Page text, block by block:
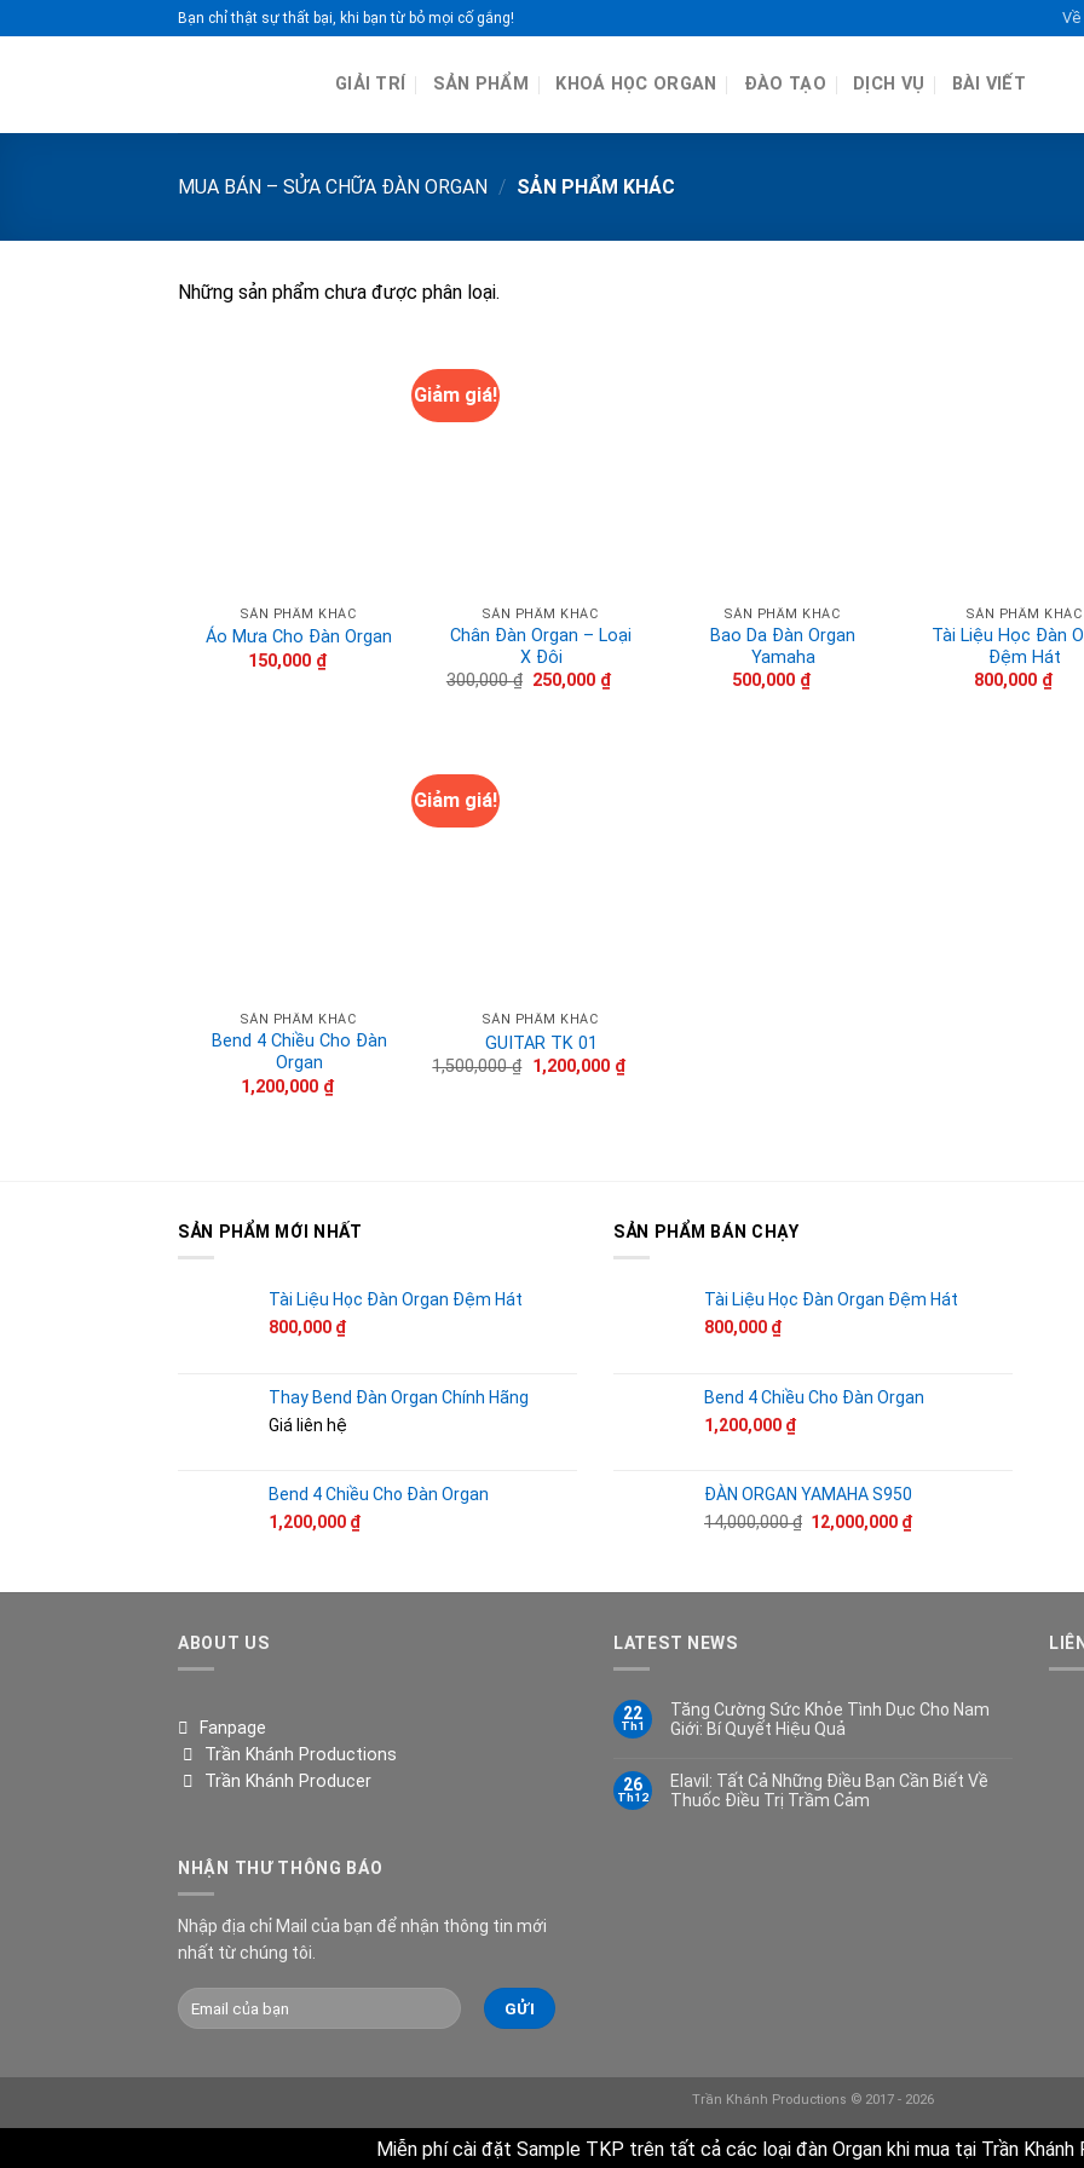
to
Bạn chỉ thật sự thất bại, khi bạn từ bỏ mọi cố gắng! Về
GIẢI TRÍ SẢN PHẨM KHOÁ HỌC ORGAN ĐÀO TẠO DỊCH VỤ BÀI VIẾT
MUA BÁN – SỬA CHỮA ĐÀN ORGAN / SẢN PHẨM KHÁC
Những sản phẩm chưa được phân loại.
SẢN PHẨM KHÁC
Áo Mưa Cho Đàn Organ
150,000 ₫
Giảm giá!
SẢN PHẨM KHÁC
Chân Đàn Organ – Loại
X Đôi
300,000₫ Giá
250,000 ₫Giá
SẢN PHẨM KHÁC
Bao Da Đàn Organ
Yamaha
500,000 ₫
SẢN PHẨM KHÁC
Tài Liệu Học Đàn
Đệm Hát
800,000 ₫
SẢN PHẨM KHÁC
Bend 4 Chiều Cho Đàn
Organ
1,200,000 ₫
Giảm giá!
SẢN PHẨM KHÁC
GUITAR TK 01
1,500,000₫ Giá
gốc
1,200,000 ₫Giá
hiện
SẢN PHẨM MỚI NHẤT
Tài Liệu Học Đàn Organ Đệm Hát
800,000 ₫
Thay Bend Đàn Organ Chính Hãng
Giá liên hệ
Bend 4 Chiều Cho Đàn Organ
1,200,000 ₫
SẢN PHẨM BÁN CHẠY
Tài Liệu Học Đàn Organ Đệm Hát
800,000 ₫
Bend 4 Chiều Cho Đàn Organ
1,200,000 ₫
ĐÀN ORGAN YAMAHA S950
14,000,000₫ Giá
12,000,000 ₫Giá
ABOUT US
Fanpage
Trần Khánh Productions
Trần Khánh Producer
LATEST NEWS
22
Th1
Tăng Cường Sức Khỏe Tình Dục Cho Nam
Giới: Bí Quyết Hiệu Quả
26
Th12
Elavil: Tất Cả Những Điều Bạn Cần Biết Về
Thuốc Điều Trị Trầm Cảm
NHẬN THƯ THÔNG BÁO
Nhập địa chỉ Mail của bạn để nhận thông tin mới
nhất từ chúng tôi.
Trần Khánh Productions © 2017 - 2026
Miễn phí cài đặt Sample TKP trên tất cả các loại đàn Organ khi mua tại Trần Khánh